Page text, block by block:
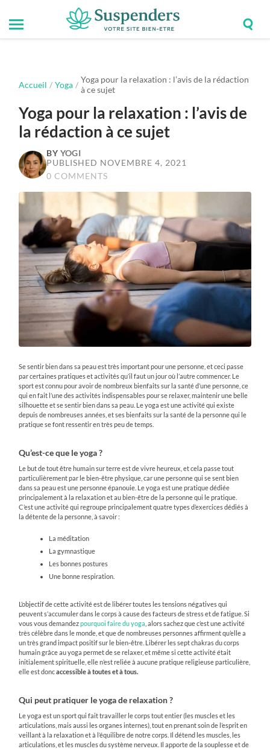
Suspenders
Toggle
mobile
Accueil / Yoga /
Yoga pour la relaxation : l’avis de la rédaction
à ce sujet
Yoga pour la relaxation : l’avis de
la rédaction à ce sujet
BY YOGI
PUBLISHED NOVEMBRE 4, 2021
0 COMMENTS
Se sentir bien dans sa peau est très important pour une personne, et ceci passe
par certaines pratiques et activités qu’il faut un jour où l’autre commencer. Le
sport est connu pour avoir de nombreux bienfaits sur la santé d’une personne, ce
qui en fait l’une des activités indispensables pour se relaxer, maintenir une belle
silhouette et se sentir bien dans sa peau. Le yoga est une activité qui existe
depuis de nombreuses années, et ses bienfaits sur la santé de la personne qui le
pratique se font ressentir en très peu de temps.
Qu’est-ce que le yoga ?
Le but de tout être humain sur terre est de vivre heureux, et cela passe tout
particulièrement par le bien-être physique, car une personne qui se sent bien
dans sa peau est une personne épanouie. Le yoga est une pratique dédiée
principalement à la relaxation et au bien-être de la personne qui le pratique.
C’est une activité qui regroupe principalement quatre types d’exercices dédiés à
la détente de la personne, à savoir :
La méditation
La gymnastique
Les bonnes postures
Une bonne respiration.
L’objectif de cette activité est de libérer toutes les tensions négatives qui
peuvent s’accumuler dans le corps à cause des facteurs de stress et de fatigue. Si
vous vous demandezpourquoi faire du yoga , alors sachez que c’est une activité
très célèbre dans le monde, et que de nombreuses personnes affirment qu’elle a
un très grand impact positif sur le bien-être. Libérer les sept chakras du corps
humain grâce au yoga permet de se relaxer, et même si cette activité était
initialement spirituelle, elle n’est reliée à aucune pratique religieuse particulière,
elle est doncaccessible à toutes et à tous.
Qui peut pratiquer le yoga de relaxation ?
Le yoga est un sport qui fait travailler le corps tout entier (les muscles et les
articulations, mais aussi les organes internes), tout en prenant soin de l’esprit en
veillant à la relaxation et à l’équilibre de notre corps. Il détend les muscles, les
articulations, et les muscles du système nerveux. Il apporte de la souplesse et de